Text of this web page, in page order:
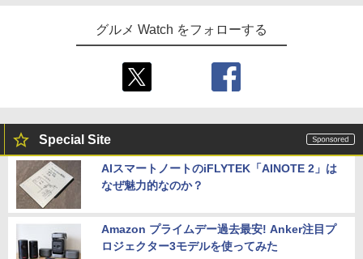
グルメ Watch をフォローする
Special Site
AIスマートノートのiFLYTEK「AINOTE 2」は
なぜ魅力的なのか？
Amazon プライムデー過去最安! Anker注目プ
ロジェクター3モデルを使ってみた